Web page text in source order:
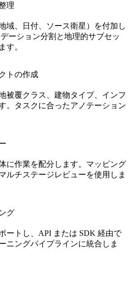
理
域、日付、ソース衛星）を付加し
ーション分割と地理的サブセッ
す。
トの作成
被覆クラス、建物タイプ、インフ
。タスクに合ったアノテーション
に作業を配分します。マッピング
ルチステージレビューを使用しま
グ
ートし、API または SDK 経由で
ニングパイプラインに統合しま